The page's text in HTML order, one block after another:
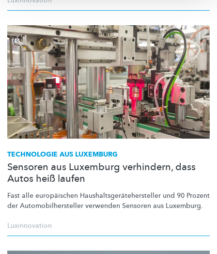
TECHNOLOGIE AUS LUXEMBURG
Sensoren aus Luxemburg verhindern, dass
Autos heiß laufen
Fast alle europäischen Haushaltsgerätehersteller und 90 Prozent
der Automobilhersteller verwenden Sensoren aus Luxemburg.
Luxinnovation